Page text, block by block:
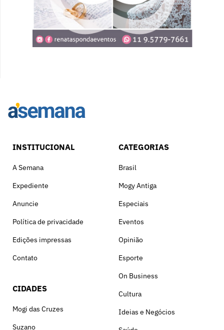
INSTITUCIONAL
A Semana
Expediente
Anuncie
Política de privacidade
Edições impressas
Contato
CIDADES
Mogi das Cruzes
Suzano
CATEGORIAS
Brasil
Mogy Antiga
Especiais
Eventos
Opinião
Esporte
On Business
Cultura
Ideias e Negócios